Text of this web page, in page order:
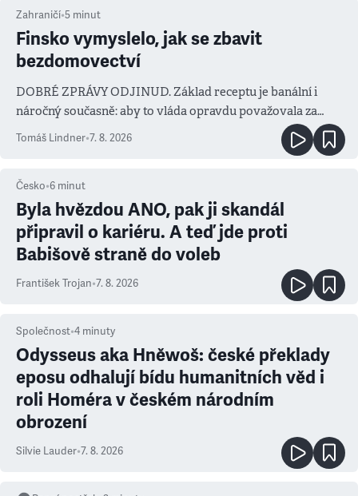
Zahraničí•5 minut
Finsko vymyslelo, jak se zbavit
bezdomovectví
DOBRÉ ZPRÁVY ODJINUD. Základ receptu je banální i
náročný současně: aby to vláda opravdu považovala za
prioritu
Tomáš Lindner•7. 8. 2026
Česko•6 minut
Byla hvězdou ANO, pak ji skandál
připravil o kariéru. A teď jde proti
Babišově straně do voleb
František Trojan•7. 8. 2026
Společnost•4 minuty
Odysseus aka Hněwoš: české překlady
eposu odhalují bídu humanitních věd i
roli Homéra v českém národním
obrození
Silvie Lauder•7. 8. 2026